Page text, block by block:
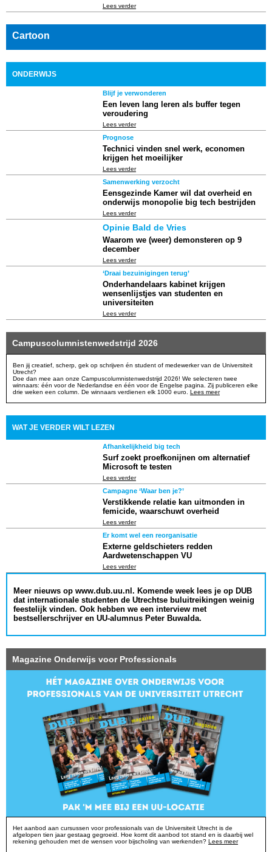
Lees verder
Cartoon
ONDERWIJS
Blijf je verwonderen
Een leven lang leren als buffer tegen
veroudering
Lees verder
Prognose
Technici vinden snel werk, economen
krijgen het moeilijker
Lees verder
Samenwerking verzocht
Eensgezinde Kamer wil dat overheid en
onderwijs monopolie big tech bestrijden
Lees verder
Opinie Bald de Vries
Waarom we (weer) demonsteren op 9
december
Lees verder
‘Draai bezuinigingen terug’
Onderhandelaars kabinet krijgen
wensenlijstjes van studenten en
universiteiten
Lees verder
Campuscolumnistenwedstrijd 2026
Ben jij creatief, scherp, gek op schrijven én student of medewerker van de Universiteit
Utrecht?
Doe dan mee aan onze Campuscolumnistenwedstrijd 2026! We selecteren twee
winnaars: één voor de Nederlandse en één voor de Engelse pagina. Zij publiceren elke
drie weken een column. De winnaars verdienen elk 1000 euro. Lees meer
WAT JE VERDER WILT LEZEN
Afhankelijkheid big tech
Surf zoekt proefkonijnen om alternatief
Microsoft te testen
Lees verder
Campagne ‘Waar ben je?’
Verstikkende relatie kan uitmonden in
femicide, waarschuwt overheid
Lees verder
Er komt wel een reorganisatie
Externe geldschieters redden
Aardwetenschappen VU
Lees verder
Meer nieuws op www.dub.uu.nl. Komende week lees je op DUB
dat internationale studenten de Utrechtse buluitreikingen weinig
feestelijk vinden. Ook hebben we een interview met
bestsellerschrijver en UU-alumnus Peter Buwalda.
Magazine Onderwijs voor Professionals
Het aanbod aan cursussen voor professionals van de Universiteit Utrecht is de
afgelopen tien jaar gestaag gegroeid. Hoe komt dit aanbod tot stand en is daarbij wel
rekening gehouden met de wensen voor bijscholing van werkenden? Lees meer